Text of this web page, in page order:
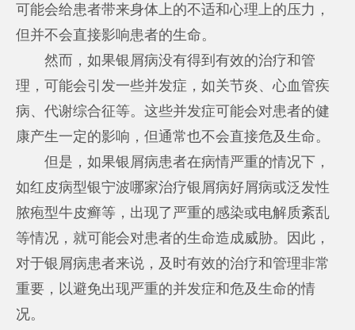
可能会给患者带来身体上的不适和心理上的压力，
但并不会直接影响患者的生命。
然而，如果银屑病没有得到有效的治疗和管
理，可能会引发一些并发症，如关节炎、心血管疾
病、代谢综合征等。这些并发症可能会对患者的健
康产生一定的影响，但通常也不会直接危及生命。
但是，如果银屑病患者在病情严重的情况下，
如红皮病型银宁波哪家治疗银屑病好屑病或泛发性
脓疱型牛皮癣等，出现了严重的感染或电解质紊乱
等情况，就可能会对患者的生命造成威胁。因此，
对于银屑病患者来说，及时有效的治疗和管理非常
重要，以避免出现严重的并发症和危及生命的情
况。